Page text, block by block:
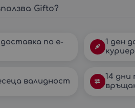
Gifto?
по e-
1 ден
куриер
валидност
14 дни